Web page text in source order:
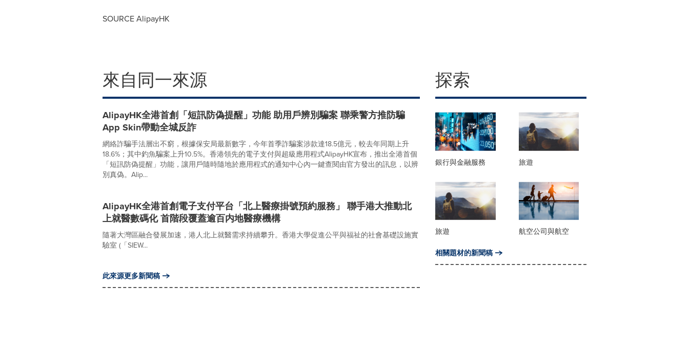
SOURCE AlipayHK
來自同一來源
AlipayHK全港首創「短訊防偽提醒」功能 助用戶辨別騙案 聯乘警方推防騙
App Skin帶動全城反詐
網絡詐騙手法層出不窮，根據保安局最新數字，今年首季詐騙案涉款達18.5億元，較去年同期上升
18.6%；其中釣魚騙案上升10.5%。香港領先的電子支付與超級應用程式AlipayHK宣布，推出全港首個
「短訊防偽提醒」功能，讓用戶隨時隨地於應用程式的通知中心內一鍵查閱由官方發出的訊息，以辨
別真偽。Alip...
AlipayHK全港首創電子支付平台「北上醫療掛號預約服務」 聯手港大推動北
上就醫數碼化 首階段覆蓋逾百内地醫療機構
隨著大灣區融合發展加速，港人北上就醫需求持續攀升。香港大學促進公平與福祉的社會基礎設施實
驗室 (「SIEW...
此來源更多新聞稿
探索
銀行與金融服務 旅遊
旅遊 航空公司與航空
相關題材的新聞稿